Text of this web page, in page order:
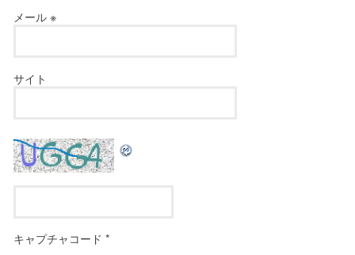
メール※
サイト
キャプチャコード *